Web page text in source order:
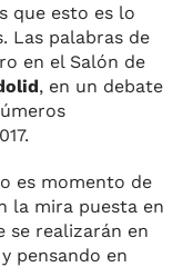
que esto es lo
Las palabras de
en el Salón de
, en un debate
es momento de
la mira puesta en
se realizarán en
pensando en